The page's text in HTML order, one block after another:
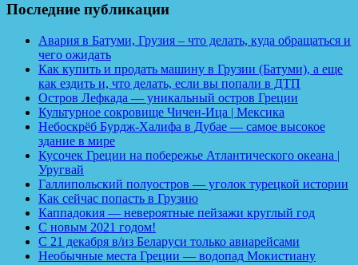
Последние публикации
Авария в Батуми, Грузия – что делать, куда обращаться и
чего ожидать
Как купить и продать машину в Грузии (Батуми), а еще
как ездить и, что делать, если вы попали в ДТП
Остров Лефкада — уникальный остров Греции
Культурное сокровище Чичен-Ица | Мексика
Небоскрёб Бурдж-Халифа в Дубае — самое высокое
здание в мире
Кусочек Греции на побережье Атлантического океана |
Уругвай
Галлипольский полуостров — уголок турецкой истории
Как сейчас попасть в Грузию
Каппадокия — невероятные пейзажи круглый год
С новым 2021 годом!
С 21 декабря в/из Беларуси только авиарейсами
Необычные места Греции — водопад Мокистиану